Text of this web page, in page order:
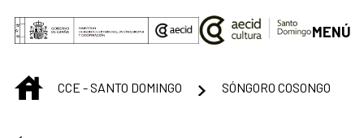
Saltar al contenido principal
MENÚ
INICIOCCE - SANTO DOMINGO SÓNGORO COSONGO